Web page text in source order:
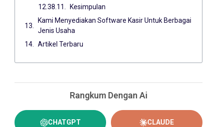
Kesimpulan
Kami Menyediakan Software Kasir Untuk Berbagai
Jenis Usaha
Artikel Terbaru
Rangkum Dengan Ai
CHATGPT CLAUDE